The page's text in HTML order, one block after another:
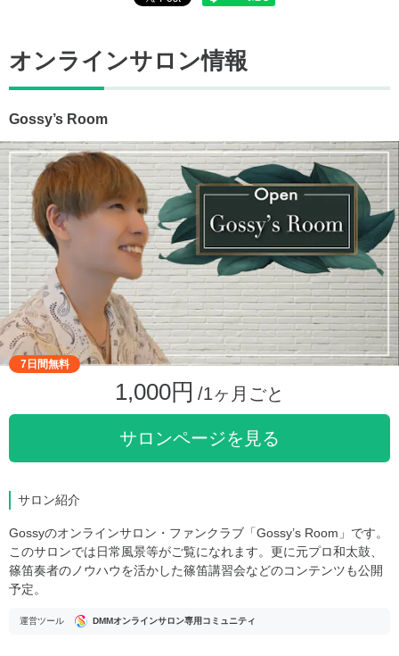
オンラインサロン情報
Gossy’s Room
7日間無料
1,000円 /1ヶ月ごと
サロンページを見る
サロン紹介
Gossyのオンラインサロン・ファンクラブ「Gossy’s Room」です。
このサロンでは日常風景等がご覧になれます。更に元プロ和太鼓、
篠笛奏者のノウハウを活かした篠笛講習会などのコンテンツも公開
予定。
運営ツール DMMオンラインサロン専用コミュニティ